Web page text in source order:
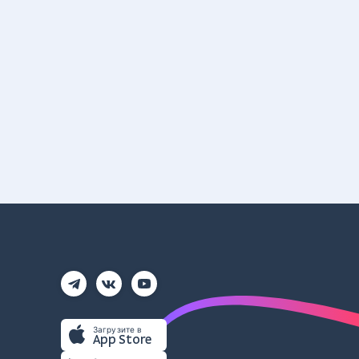
Загрузите в
App Store